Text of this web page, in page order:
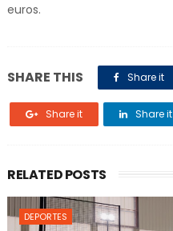
euros.
SHARE THIS Share it
Share it Share it
RELATED POSTS
DEPORTES